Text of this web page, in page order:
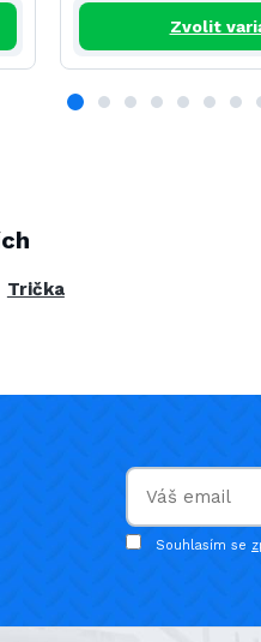
Zvolit
Trička
Souhlasím se